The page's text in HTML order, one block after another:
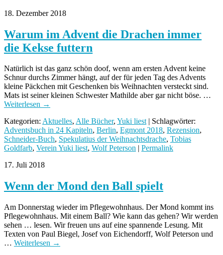
18. Dezember 2018
Warum im Advent die Drachen immer
die Kekse futtern
Natürlich ist das ganz schön doof, wenn am ersten Advent keine
Schnur durchs Zimmer hängt, auf der für jeden Tag des Advents
kleine Päckchen mit Geschenken bis Weihnachten versteckt sind.
Mats ist seiner kleinen Schwester Mathilde aber gar nicht böse. …
Weiterlesen →
Kategorien: Aktuelles, Alle Bücher, Yuki liest| Schlagwörter:
Adventsbuch in 24 Kapiteln, Berlin, Egmont 2018, Rezension,
Schneider-Buch, Spekulatius der Weihnachtsdrache, Tobias
Goldfarb, Verein Yuki liest, Wolf Peterson
Permalink
17. Juli 2018
Wenn der Mond den Ball spielt
Am Donnerstag wieder im Pflegewohnhaus. Der Mond kommt ins
Pflegewohnhaus. Mit einem Ball? Wie kann das gehen? Wir werden
sehen … lesen. Wir freuen uns auf eine spannende Lesung. Mit
Texten von Paul Biegel, Josef von Eichendorff, Wolf Peterson und
… Weiterlesen →